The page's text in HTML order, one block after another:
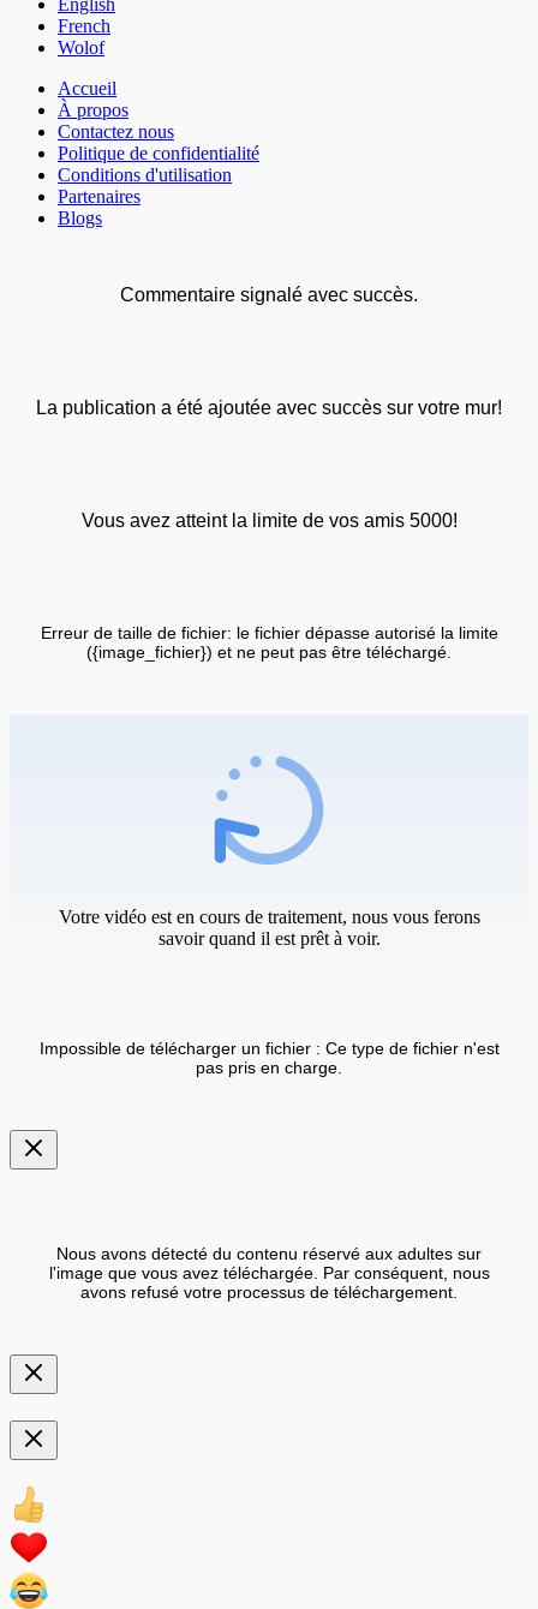
English
French
Wolof
Accueil
À propos
Contactez nous
Politique de confidentialité
Conditions d'utilisation
Partenaires
Blogs
Commentaire signalé avec succès.
La publication a été ajoutée avec succès sur votre mur!
Vous avez atteint la limite de vos amis 5000!
Erreur de taille de fichier: le fichier dépasse autorisé la limite
({image_fichier}) et ne peut pas être téléchargé.
Votre vidéo est en cours de traitement, nous vous ferons
savoir quand il est prêt à voir.
Impossible de télécharger un fichier : Ce type de fichier n'est
pas pris en charge.
Nous avons détecté du contenu réservé aux adultes sur
l'image que vous avez téléchargée. Par conséquent, nous
avons refusé votre processus de téléchargement.